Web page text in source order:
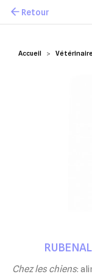
Mes favoris
Accueil Vétérinaire
Retour
Chez les chiens: